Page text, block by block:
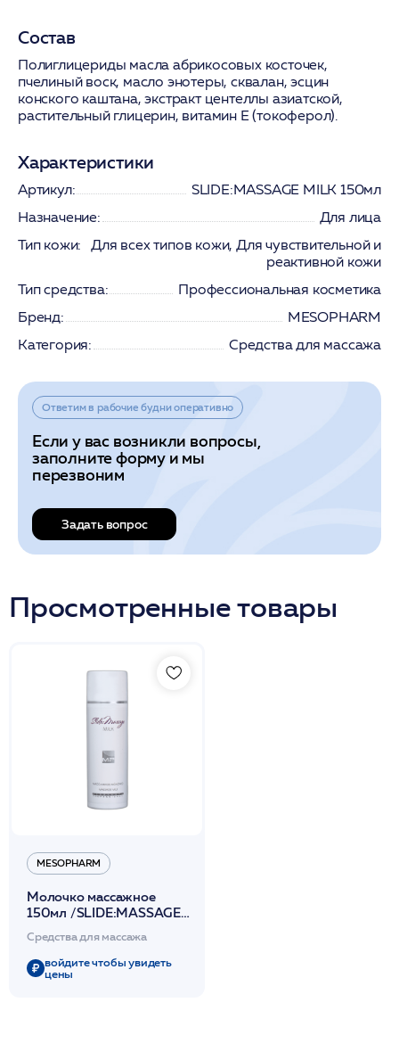
Состав
Полиглицериды масла абрикосовых косточек,
пчелиный воск, масло энотеры, сквалан, эсцин
конского каштана, экстракт центеллы азиатской,
растительный глицерин, витамин E (токоферол).
Характеристики
Артикул:
SLIDE:MASSAGE MILK 150мл
Назначение:
Для лица
Тип кожи:
Для всех типов кожи, Для чувствительной и
реактивной кожи
Тип средства:
Профессиональная косметика
Бренд:
MESOPHARM
Категория:
Средства для массажа
Ответим в рабочие будни оперативно
Если у вас возникли вопросы,
заполните форму и мы
перезвоним
Задать вопрос
Просмотренные товары
MESOPHARM
Молочко массажное
150мл /SLIDE:MASSAGE
Средства для массажа
войдите чтобы увидеть
цены